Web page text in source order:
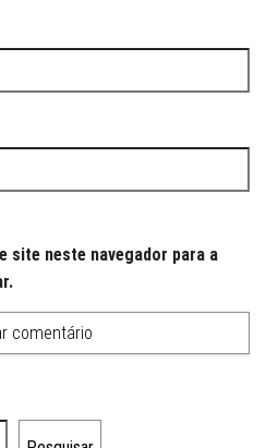
site neste navegador para a